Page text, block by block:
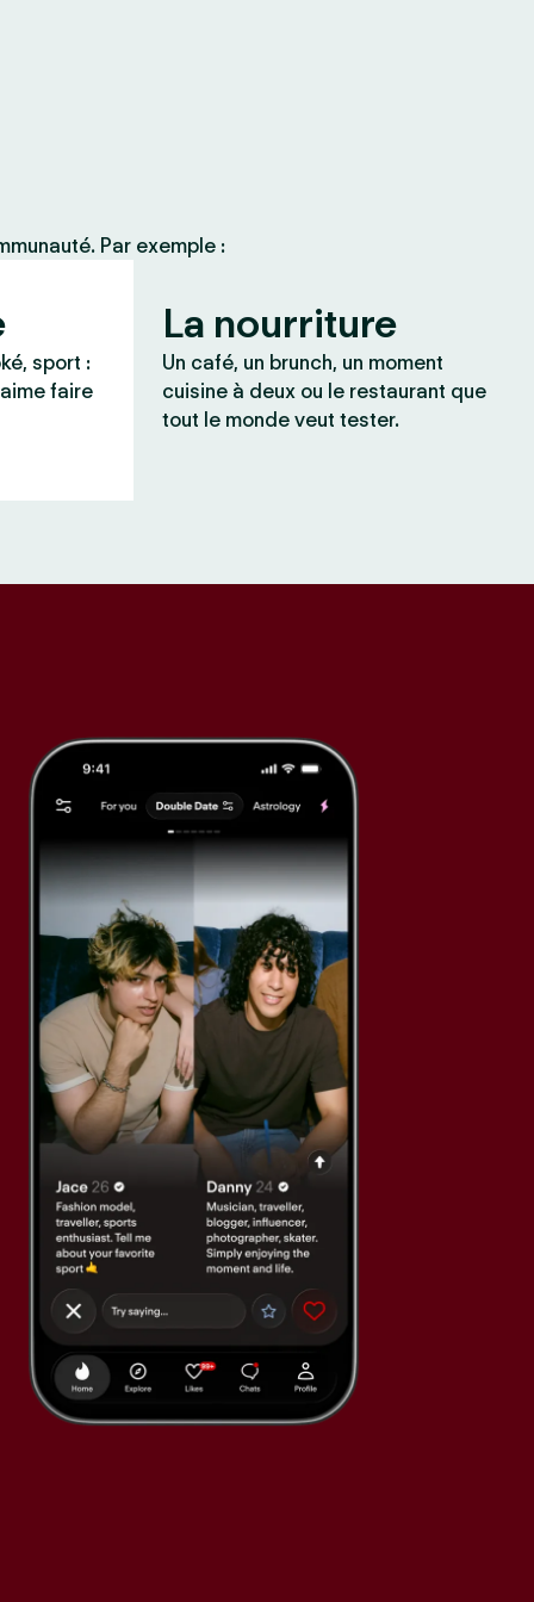
Par exemple :
sport :
faire
La nourriture
Un café, un brunch, un moment
cuisine à deux ou le restaurant que
tout le monde veut tester.